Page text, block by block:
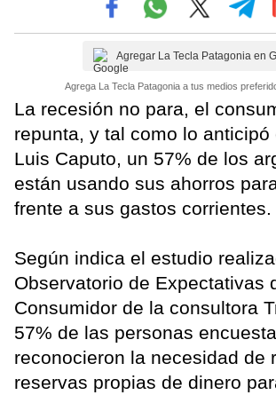
Agregar La Tecla Patagonia en
Agrega La Tecla Patagonia a tus medios
La recesión no para, el
repunta, y tal como lo anticipó
Luis Caputo, un 57% de los
están usando sus ahorros
frente a sus gastos corrientes.
Según indica el estudio
Observatorio de Expectativas
Consumidor de la consultora
57% de las personas
reconocieron la necesidad de
reservas propias de dinero